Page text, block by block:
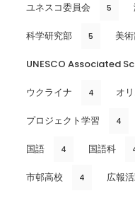
ユネスコ委員会 5
科学研究部 5 美
UNESCO Associated
ウクライナ 4 オ
プロジェクト学習 4
国語 4 国語科
市邨高校 4 広報